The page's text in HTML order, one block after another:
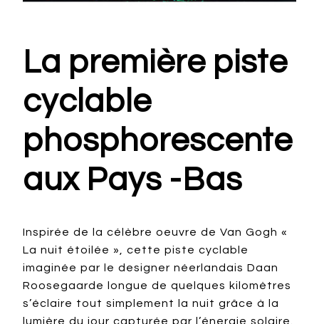
La première piste
cyclable
phosphorescente
aux Pays -Bas
Inspirée de la célèbre oeuvre de Van Gogh «
La nuit étoilée », cette piste cyclable
imaginée par le designer néerlandais Daan
Roosegaarde longue de quelques kilomètres
s’éclaire tout simplement la nuit grâce à la
lumière du jour capturée par l’énergie solaire.